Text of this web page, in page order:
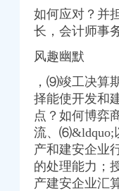
口权）
工商注册）
口权）
如何应对？并
长，会计师事
风趣幽默
，⑼竣工决算
择能使开发和
点？ 如何博弈
流、⑹&ldquo;
产和建安企业
的处理能力；
产建安企业汇